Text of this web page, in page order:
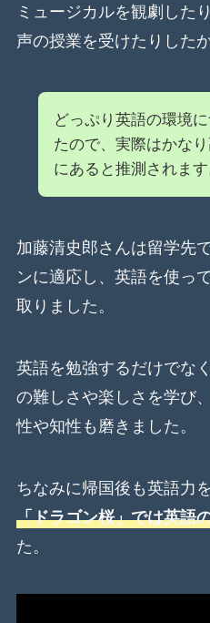
ミュージカルを観劇した
声の授業を受けたりした
どっぷり英語の環境
たので、実際はかな
にあると推測されます
加藤清史郎さんは留学先
ンに適応し、英語を使っ
取りました。
英語を勉強するだけでな
の難しさや楽しさを学び
性や知性も磨きました。
ちなみに帰国後も英語力
「ドラゴン桜」では英語
た。